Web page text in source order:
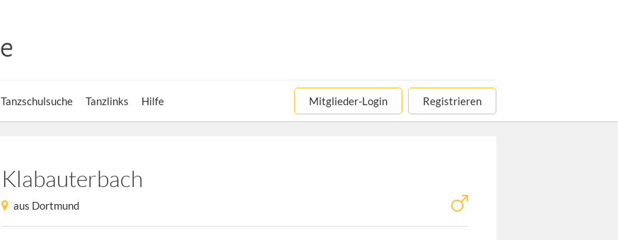
Tanzschulsuche Tanzlinks Hilfe Mitglieder-Login Registrieren
Klabauterbach
aus Dortmund